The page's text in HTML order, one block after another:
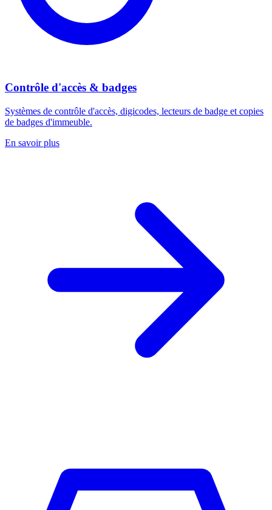
Contrôle d'accès & badges
Systèmes de contrôle d'accès, digicodes, lecteurs de badge et copies
de badges d'immeuble.
En savoir plus